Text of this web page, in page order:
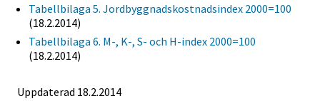
Tabellbilaga 5. Jordbyggnadskostnadsindex 2000=100
(18.2.2014)
Tabellbilaga 6. M-, K-, S- och H-index 2000=100
(18.2.2014)
Uppdaterad 18.2.2014